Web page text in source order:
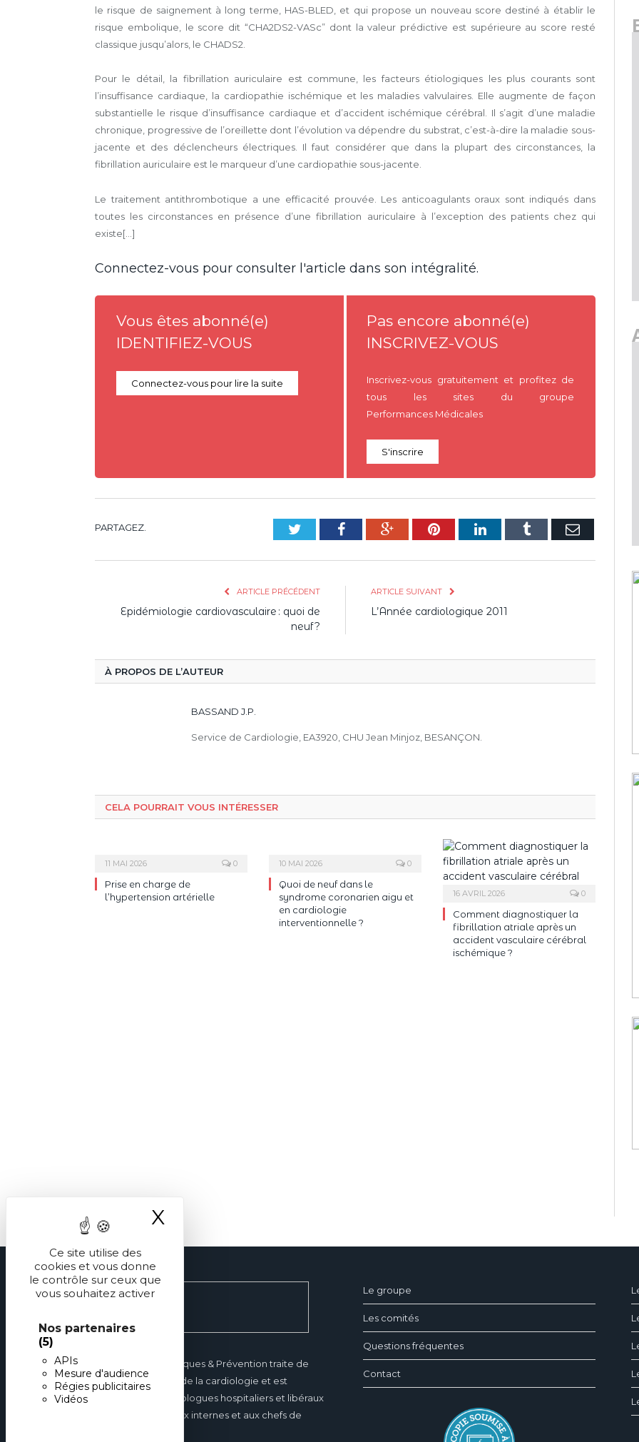
Ce site utilise des
cookies et vous donne
le contrôle sur ceux que
vous souhaitez activer
Nos partenaires
(5)
APIs
Mesure d'audience
Régies publicitaires
Vidéos
X
le risque de saignement à long terme, HAS-BLED, et qui propose un nouveau score destiné à établir le
risque embolique, le score dit “CHA2DS2-VASc” dont la valeur prédictive est supérieure au score resté
classique jusqu’alors, le CHADS2.
Pour le détail, la fibrillation auriculaire est commune, les facteurs étiologiques les plus courants sont
l’insuffisance cardiaque, la cardiopathie ischémique et les maladies valvulaires. Elle augmente de façon
substantielle le risque d’insuffisance cardiaque et d’accident ischémique cérébral. Il s’agit d’une maladie
chronique, progressive de l’oreillette dont l’évolution va dépendre du substrat, c’est-à-dire la maladie sous-
jacente et des déclencheurs électriques. Il faut considérer que dans la plupart des circonstances, la
fibrillation auriculaire est le marqueur d’une cardiopathie sous-jacente.
Le traitement antithrombotique a une efficacité prouvée. Les anticoagulants oraux sont indiqués dans
toutes les circonstances en présence d’une fibrillation auriculaire à l’exception des patients chez qui
existe[...]
Connectez-vous pour consulter l'article dans son intégralité.
Vous êtes abonné(e)
IDENTIFIEZ-VOUS
Connectez-vous pour lire la suite
Pas encore abonné(e)
INSCRIVEZ-VOUS
Inscrivez-vous gratuitement et profitez de
tous les sites du groupe
Performances Médicales
S'inscrire
PARTAGEZ. TwitterFacebookGoogle+PinterestLinkedInTumblr E-
ARTICLE PRÉCÉDENT
Epidémiologie cardiovasculaire : quoi de
neuf ?
ARTICLE SUIVANT
L’Année cardiologique 2011
À PROPOS DE L’AUTEUR
BASSAND J.P.
Service de Cardiologie, EA3920, CHU Jean Minjoz, BESANÇON.
CELA POURRAIT VOUS INTÉRESSER
11 MAI 2026 0
Prise en charge de
l’hypertension artérielle
10 MAI 2026 0
Quoi de neuf dans le
syndrome coronarien aigu et
en cardiologie
interventionnelle ?
16 AVRIL 2026 0
Comment diagnostiquer la
fibrillation atriale après un
accident vasculaire cérébral
ischémique ?
Réalités Cardiologiques & Prévention traite de
tous les domaines de la cardiologie et est
destinée aux cardiologues hospitaliers et libéraux
mais également aux internes et aux chefs de
Le groupe
Les comités
Questions fréquentes
Contact